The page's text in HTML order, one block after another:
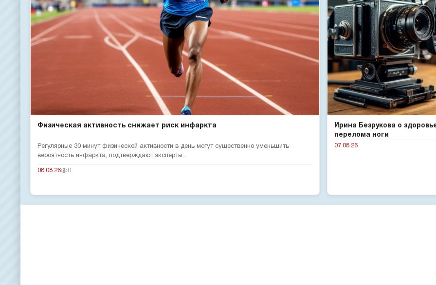
Физическая активность снижает риск инфаркта
Регулярные 30 минут физической активности в день могут существенно уменьшить
вероятность инфаркта, подтверждают эксперты...
08.08.26 0
Ирина Безрукова о
перелома ноги
07.08.26